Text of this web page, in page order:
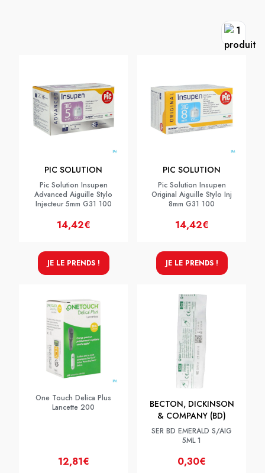
PIC SOLUTION
Pic Solution Insupen
Advanced Aiguille Stylo
Injecteur 5mm G31 100
14,42€
JE LE PRENDS !
PIC SOLUTION
Pic Solution Insupen
Original Aiguille Stylo Inj
8mm G31 100
14,42€
JE LE PRENDS !
One Touch Delica Plus
Lancette 200
12,81€
BECTON, DICKINSON
& COMPANY (BD)
SER BD EMERALD S/AIG
5ML 1
0,30€